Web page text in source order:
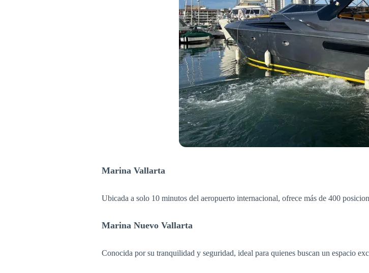
Marina Vallarta
Ubicada a solo 10 minutos del aeropuerto internacional, ofrece más de 400
Marina Nuevo Vallarta
Conocida por su tranquilidad y seguridad, ideal para quienes buscan un espacio